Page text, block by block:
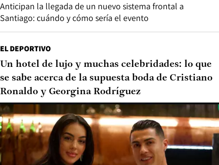
Anticipan la llegada de un nuevo sistema frontal a
Santiago: cuándo y cómo sería el evento
EL DEPORTIVO
Un hotel de lujo y muchas celebridades: lo que
se sabe acerca de la supuesta boda de Cristiano
Ronaldo y Georgina Rodríguez